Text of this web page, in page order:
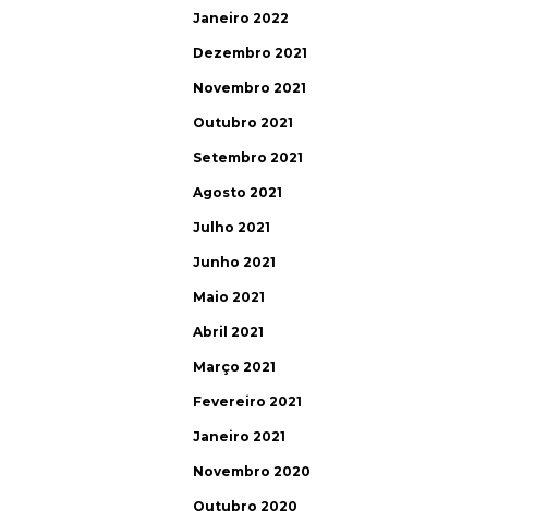
Janeiro 2022
Dezembro 2021
Novembro 2021
Outubro 2021
Setembro 2021
Agosto 2021
Julho 2021
Junho 2021
Maio 2021
Abril 2021
Março 2021
Fevereiro 2021
Janeiro 2021
Novembro 2020
Outubro 2020